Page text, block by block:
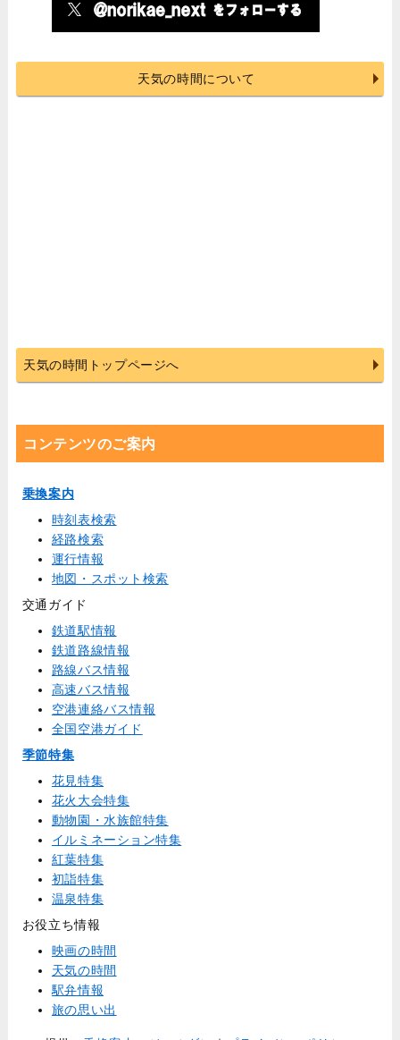
天気の時間について
天気の時間トップページへ
コンテンツのご案内
乗換案内
時刻表検索
経路検索
運行情報
地図・スポット検索
交通ガイド
鉄道駅情報
鉄道路線情報
路線バス情報
高速バス情報
空港連絡バス情報
全国空港ガイド
季節特集
花見特集
花火大会特集
動物園・水族館特集
イルミネーション特集
紅葉特集
初詣特集
温泉特集
お役立ち情報
映画の時間
天気の時間
駅弁情報
旅の思い出